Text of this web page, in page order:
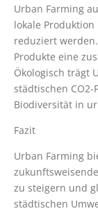
Urban Farming
lokale
reduziert
Produkte eine
Ökologisch trägt
städtischen
Biodiversität in
Fazit
Urban Farming
zu steigern und
städtischen